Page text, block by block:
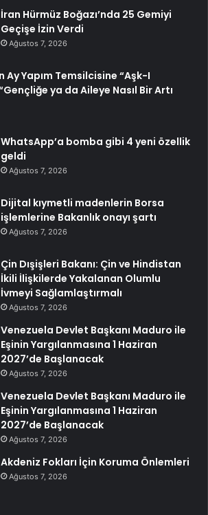
İran Hürmüz Boğazı’nda 25 Gemiyi
Geçişe İzin Verdi
Ağustos 7, 2026
Ay Yapım Temsilcisine “Aşk-I
ya da Aileye Nasıl Bir Artı
WhatsApp’a bomba gibi 4 yeni özellik
geldi
Ağustos 7, 2026
Dijital kıymetli madenlerin Borsa
işlemlerine Bakanlık onayı şartı
Ağustos 7, 2026
Çin Dışişleri Bakanı: Çin ve Hindistan
İkili İlişkilerde Yakalanan Olumlu
İvmeyi Sağlamlaştırmalı
Ağustos 7, 2026
Venezuela Devlet Başkanı Maduro ile
Eşinin Yargılanmasına 1 Haziran
2027’de Başlanacak
Ağustos 7, 2026
Venezuela Devlet Başkanı Maduro ile
Eşinin Yargılanmasına 1 Haziran
2027’de Başlanacak
Ağustos 7, 2026
Akdeniz Fokları İçin Koruma Önlemleri
Ağustos 7, 2026